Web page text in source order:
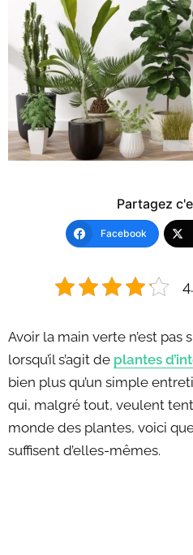
Partagez
Facebook
Avoir la main verte n’est pas
lorsqu’il s’agit de plantes
bien plus qu’un simple
qui, malgré tout, veulent
monde des plantes, voici
suffisent d’elles-mêmes.